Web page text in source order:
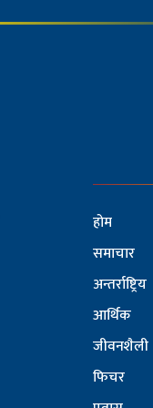
होम
समाचार
अन्तर्राष्ट्रिय
आर्थिक
जीवनशैली
फिचर